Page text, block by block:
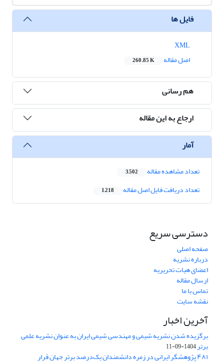
فایل ها
اصل مقاله
260.85 K
هم رسانی
ارجاع به این مقاله
آمار
تعداد مشاهده مقاله 3,502
تعداد دریافت فایل اصل مقاله 1,218
دسترسی سریع
صفحه اصلی
درباره نشریه
اعضای هیات تحریریه
ارسال مقاله
تماس با ما
نقشه سایت
آخرین اخبار
برگزیده شدن نشریه شیمی و مهندسی شیمی ایران به عنوان نشریه علمی
برتر1404-09-11
۴۸۱ پژوهشگر ایرانی در زمره دانشمندان یک‌درصد برتر جهان قرار